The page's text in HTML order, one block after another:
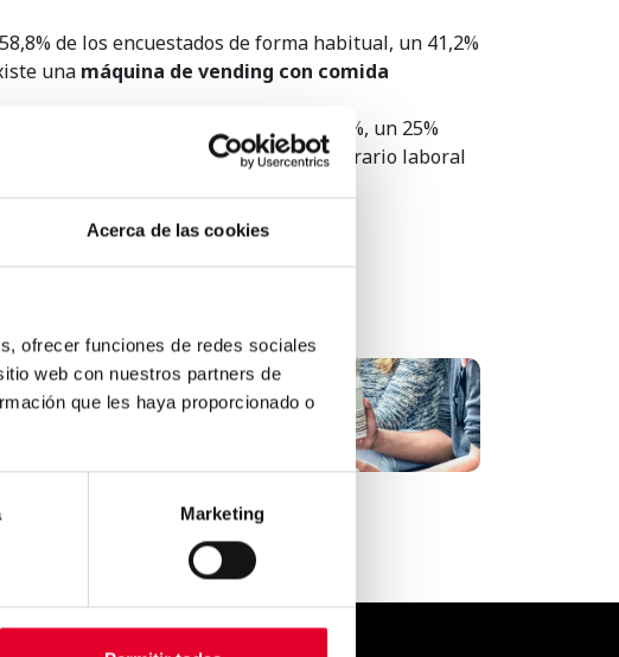
Acerca de las cookies
ofrecer funciones de redes sociales
web con nuestros partners de
que les haya proporcionado o
Marketing
de los encuestados de forma habitual, un 41,2%
una máquina de vending con comida
pico a primera hora que supera el 35%, un 25%
que el grueso de las personas tiene horario laboral
El café de especialidad es el
futuro del sector...